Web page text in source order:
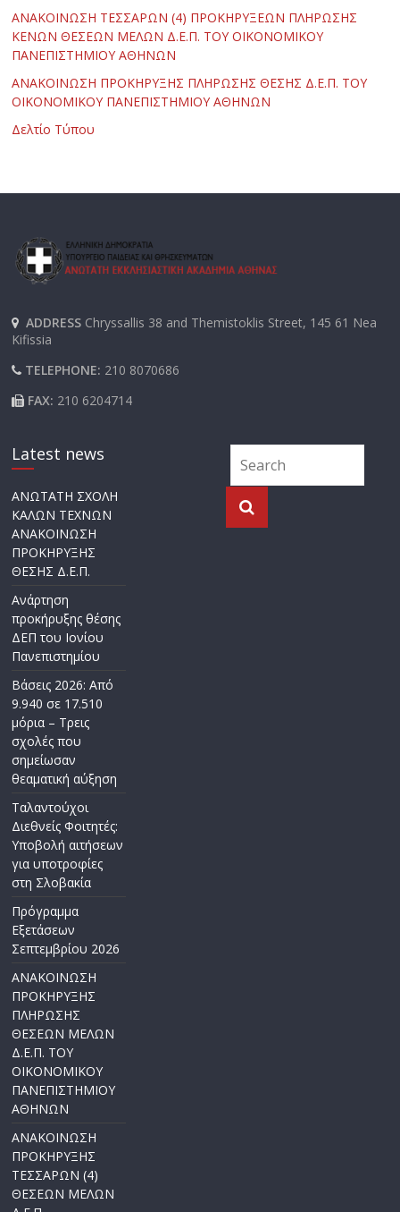
ΑΝΑΚΟΙΝΩΣΗ ΤΕΣΣΑΡΩΝ (4) ΠΡΟΚΗΡΥΞΕΩΝ ΠΛΗΡΩΣΗΣ
ΚΕΝΩΝ ΘΕΣΕΩΝ ΜΕΛΩΝ Δ.Ε.Π. ΤΟΥ ΟΙΚΟΝΟΜΙΚΟΥ
ΠΑΝΕΠΙΣΤΗΜΙΟΥ ΑΘΗΝΩΝ
ΑΝΑΚΟΙΝΩΣΗ ΠΡΟΚΗΡΥΞΗΣ ΠΛΗΡΩΣΗΣ ΘΕΣΗΣ Δ.Ε.Π. ΤΟΥ
ΟΙΚΟΝΟΜΙΚΟΥ ΠΑΝΕΠΙΣΤΗΜΙΟΥ ΑΘΗΝΩΝ
Δελτίο Τύπου
ADDRESS Chryssallis 38 and Themistoklis Street, 145 61 Nea
Kifissia
TELEPHONE: 210 8070686
FAX: 210 6204714
Latest news
ΑΝΩΤΑΤΗ ΣΧΟΛΗ
ΚΑΛΩΝ ΤΕΧΝΩΝ
ΑΝΑΚΟΙΝΩΣΗ
ΠΡΟΚΗΡΥΞΗΣ
ΘΕΣΗΣ Δ.Ε.Π.
Ανάρτηση
προκήρυξης θέσης
ΔΕΠ του Ιονίου
Πανεπιστημίου
Βάσεις 2026: Από
9.940 σε 17.510
μόρια – Τρεις
σχολές που
σημείωσαν
θεαματική αύξηση
Ταλαντούχοι
Διεθνείς Φοιτητές:
Υποβολή αιτήσεων
για υποτροφίες
στη Σλοβακία
Πρόγραμμα
Εξετάσεων
Σεπτεμβρίου 2026
ΑΝΑΚΟΙΝΩΣΗ
ΠΡΟΚΗΡΥΞΗΣ
ΠΛΗΡΩΣΗΣ
ΘΕΣΕΩΝ ΜΕΛΩΝ
Δ.Ε.Π. ΤΟΥ
ΟΙΚΟΝΟΜΙΚΟΥ
ΠΑΝΕΠΙΣΤΗΜΙΟΥ
ΑΘΗΝΩΝ
ΑΝΑΚΟΙΝΩΣΗ
ΠΡΟΚΗΡΥΞΗΣ
ΤΕΣΣΑΡΩΝ (4)
ΘΕΣΕΩΝ ΜΕΛΩΝ